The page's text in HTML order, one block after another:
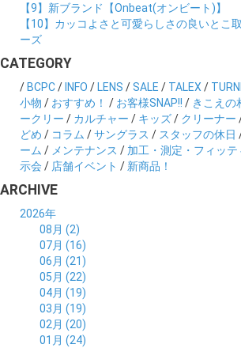
【9】新ブランド【Onbeat(オンビート)】
【10】カッコよさと可愛らしさの良いとこ
ーズ
CATEGORY
/ BCPC/ INFO / LENS /SALE / TALEX/
小物 / おすすめ！ / お客様SNAP!! / きこえの
ークリー / カルチャー / キッズ/ クリーナー
どめ / コラム /サングラス / スタッフの休日
ーム / メンテナンス / 加工・測定・フィッテ
示会 / 店舗イベント / 新商品！
ARCHIVE
2026年
08月 (2)
07月 (16)
06月 (21)
05月 (22)
04月 (19)
03月 (19)
02月 (20)
01月 (24)